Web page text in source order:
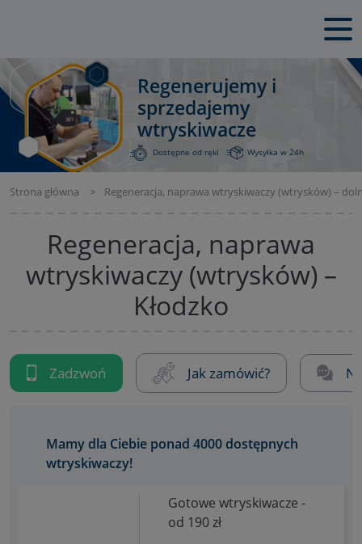
Regenerujemy i
sprzedajemy
wtryskiwacze
Dostępne od ręki Wysyłka w 24h
Strona główna Regeneracja, naprawa wtryskiwaczy (wtrysków) –
Regeneracja, naprawa
wtryskiwaczy (wtrysków) –
Kłodzko
Zadzwoń Jak zamówić?
Mamy dla Ciebie ponad 4000 dostępnych
wtryskiwaczy!
Gotowe wtryskiwacze -
od 190 zł